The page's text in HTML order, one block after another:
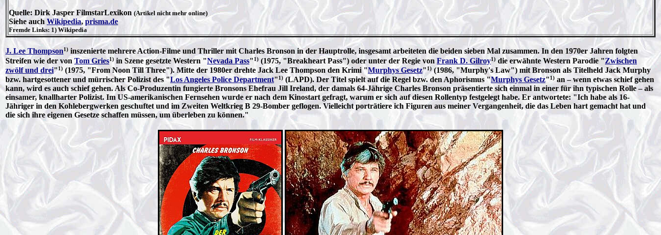
Quelle: Dirk Jasper FilmstarLexikon (Artikel nicht mehr online)
Siehe auch Wikipedia, prisma.de
Fremde Links: 1) Wikipedia
J. Lee Thompson1) inszenierte mehrere Action-Filme und Thriller mit Charles Bronson in der Hauptrolle, insgesamt arbeiteten die beiden sieben Mal zusammen. In den 1970er Jahren folgten
Streifen wie der von Tom Gries1) in Szene gesetzte Western "Nevada Pass" 1) (1975, "Breakheart Pass") oder unter der Regie von Frank D. Gilroy1) die erwähnte Western Parodie "Zwischen
zwölf und drei"1) (1975, "From Noon Till Three"). Mitte der 1980er drehte Jack Lee Thompson den Krimi "Murphys Gesetz" 1)(1986, "Murphy's Law") mit Bronson als Titelheld Jack Murphy
bzw. hartgesottener und mürrischer Polizist des "Los Angeles Police Department" 1) (LAPD). Der Titel spielt auf die Regel bzw. den Aphorismus "Murphys Gesetz"1) an – wenn etwas schief gehen
kann, wird es auch schief gehen. Als Co-Produzentin fungierte Bronsons Ehefrau Jill Ireland, der damals 64-Jährige Charles Bronson präsentierte sich einmal in einer für ihn typischen Rolle – als
einsamer, knallharter Polizist. Im US-amerikanischen Fernsehen wurde er nach dem Kinostart gefragt, warum er sich auf diesen Rollentyp festgelegt habe. Er antwortete: "Ich habe als 16-
Jähriger in den Kohlebergwerken geschuftet und im Zweiten Weltkrieg B 29-Bomber geflogen. Vielleicht porträtiere ich Figuren aus meiner Vergangenheit, die das Leben hart gemacht hat und
die sich ihre eigenen Gesetze schaffen müssen, um überleben zu können."